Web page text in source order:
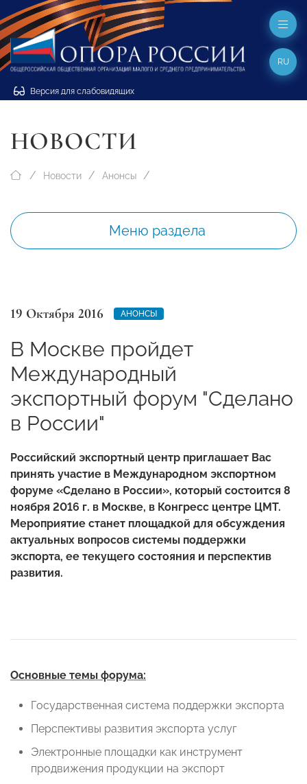
Версия для слабовидящих
RU
НОВОСТИ
Новости Анонсы
Меню раздела
19 Октября 2016 АНОНСЫ
В Москве пройдет
Международный
экспортный форум "Сделано
в России"
Российский экспортный центр приглашает Вас
принять участие в Международном экспортном
форуме «Сделано в России», который состоится 8
ноября 2016 г. в Москве, в Конгресс центре ЦМТ.
Мероприятие станет площадкой для обсуждения
актуальных вопросов системы поддержки
экспорта, ее текущего состояния и перспектив
развития.
Основные темы форума:
Государственная система поддержки экспорта
Перспективы развития экспорта услуг
Электронные площадки как инструмент
продвижения продукции на экспорт